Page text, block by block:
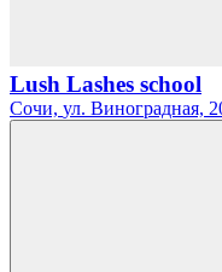
Lush Lashes school
Сочи, ул. Виноградная,